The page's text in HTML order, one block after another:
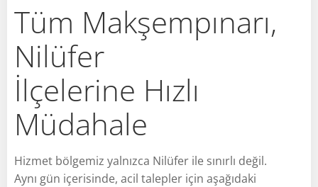
Tüm Makşempınarı,
Nilüfer
İlçelerine Hızlı
Müdahale
Hizmet bölgemiz yalnızca Nilüfer ile sınırlı değil.
Aynı gün içerisinde, acil talepler için aşağıdaki